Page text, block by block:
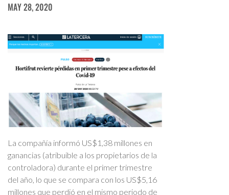
MAY 28, 2020
La compañía informó US$1,38 millones en
ganancias (atribuible a los propietarios de la
controladora) durante el primer trimestre
del año, lo que se compara con los US$5,16
millones que perdió en el mismo periodo de